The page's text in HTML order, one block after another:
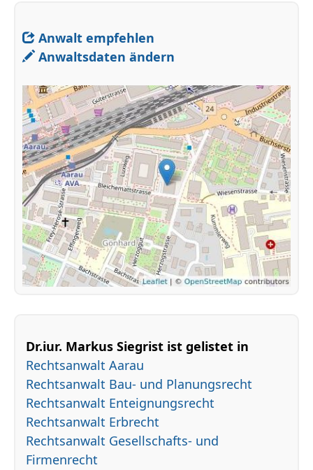
Anwalt empfehlen
Anwaltsdaten ändern
Dr.iur. Markus Siegrist ist gelistet in
Rechtsanwalt Aarau
Rechtsanwalt Bau- und Planungsrecht
Rechtsanwalt Enteignungsrecht
Rechtsanwalt Erbrecht
Rechtsanwalt Gesellschafts- und
Firmenrecht